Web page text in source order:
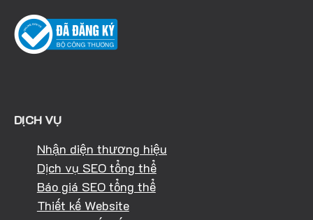
DỊCH VỤ
Nhận diện thương hiệu
Dịch vụ SEO tổng thể
Báo giá SEO tổng thể
Thiết kế Website